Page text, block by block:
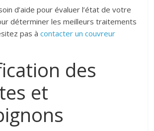
d’aide pour évaluer l’état de votre
déterminer les meilleurs traitements
pas àcontacter un couvreur
des
et